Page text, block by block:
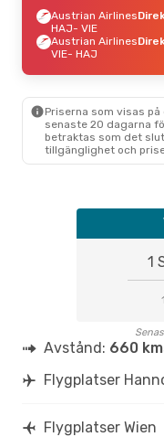
Austrian Airlines
HAJ- VIE
Austrian Airlines
VIE- HAJ
Priserna som visas
senaste 20 dagarna
betraktas som det
tillgänglighet och
1
Avstånd: 660
Flygplatser
Flygplatser Wien